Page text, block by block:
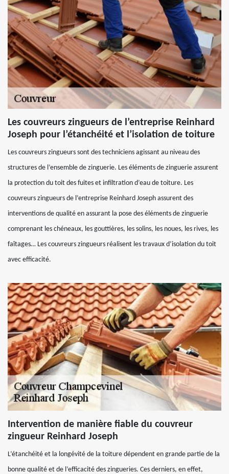
Les couvreurs zingueurs de l’entreprise Reinhard
Joseph pour l’étanchéité et l’isolation de toiture
Les couvreurs zingueurs sont des techniciens agissant au niveau des
structures de l’ensemble de zinguerie. Les éléments de zinguerie assurent
la protection du toit des fuites et infiltration d’eau de toiture. Les
couvreurs zingueurs de l’entreprise Reinhard Joseph assurent des
interventions de qualité en assurant la pose des éléments de zinguerie
comprenant les chéneaux, les gouttières, les solins, les noues, les rives, les
faîtages… Les couvreurs zingueurs réalisent les travaux d’isolation du toit
avec efficacité.
Intervention de manière fiable du couvreur
zingueur Reinhard Joseph
L’étanchéité et la longévité de la toiture dépendent en grande partie de la
bonne qualité et de l’efficacité des zingueries. Ces derniers, en effet,